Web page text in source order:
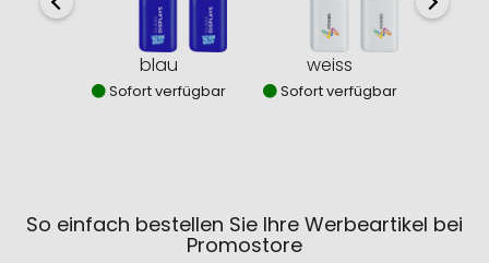
blau
Sofort verfügbar
weiss
Sofort verfügbar
So einfach bestellen Sie Ihre Werbeartikel bei
Promostore